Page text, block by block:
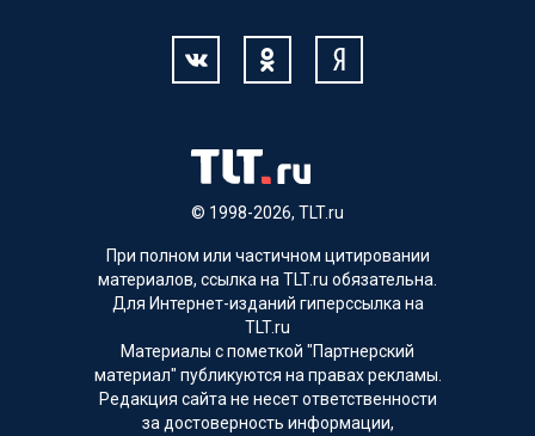
© 1998-2026, TLT.ru
При полном или частичном цитировании
материалов, ссылка на TLT.ru обязательна.
Для Интернет-изданий гиперссылка на
TLT.ru
Материалы с пометкой "Партнерский
материал" публикуются на правах рекламы.
Редакция сайта не несет ответственности
за достоверность информации,